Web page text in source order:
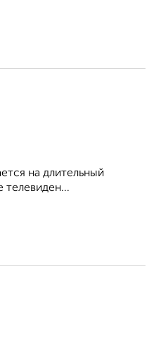
на длительный
телевиден...